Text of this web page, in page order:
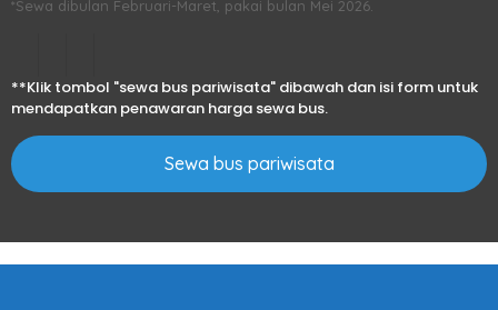
*Sewa dibulan Februari-Maret, pakai bulan Mei 2026.
**Klik tombol "sewa bus pariwisata" dibawah dan isi form untuk
mendapatkan penawaran harga sewa bus.
Sewa bus pariwisata